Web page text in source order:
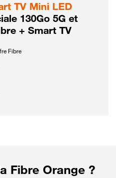
TV Mini LED
130Go 5G et
+ Smart TV
Fibre
Fibre Orange ?